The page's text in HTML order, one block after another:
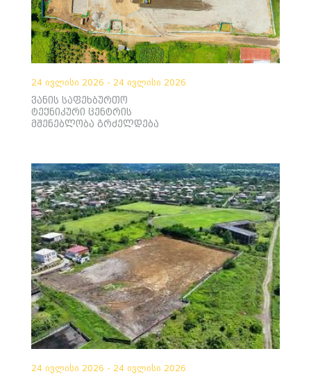
24 ივლისი 2026 - 24 ივლისი 2026
ვანის საფეხბურთო
ტექნიკური ცენტრის
მშენებლობა გრძელდება
24 ივლისი 2026 - 24 ივლისი 2026